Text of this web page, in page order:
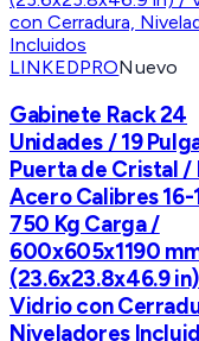
LINKEDPRONuevo
Gabinete Rack 24
Unidades / 19
Puerta de Cristal /
Acero Calibres
750 Kg Carga /
600x605x1190
(23.6x23.8x46.9
Vidrio con
Niveladores